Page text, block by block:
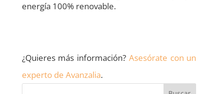
energía 100% renovable.
¿Quieres más información? Asesórate con un
experto de Avanzalia.